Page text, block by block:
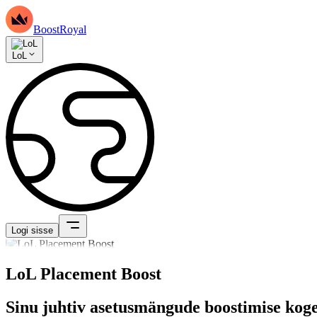
BoostRoyal
LoL
Logi sisse
LoL Placement Boost
Sinu juhtiv asetusmängude boostimise